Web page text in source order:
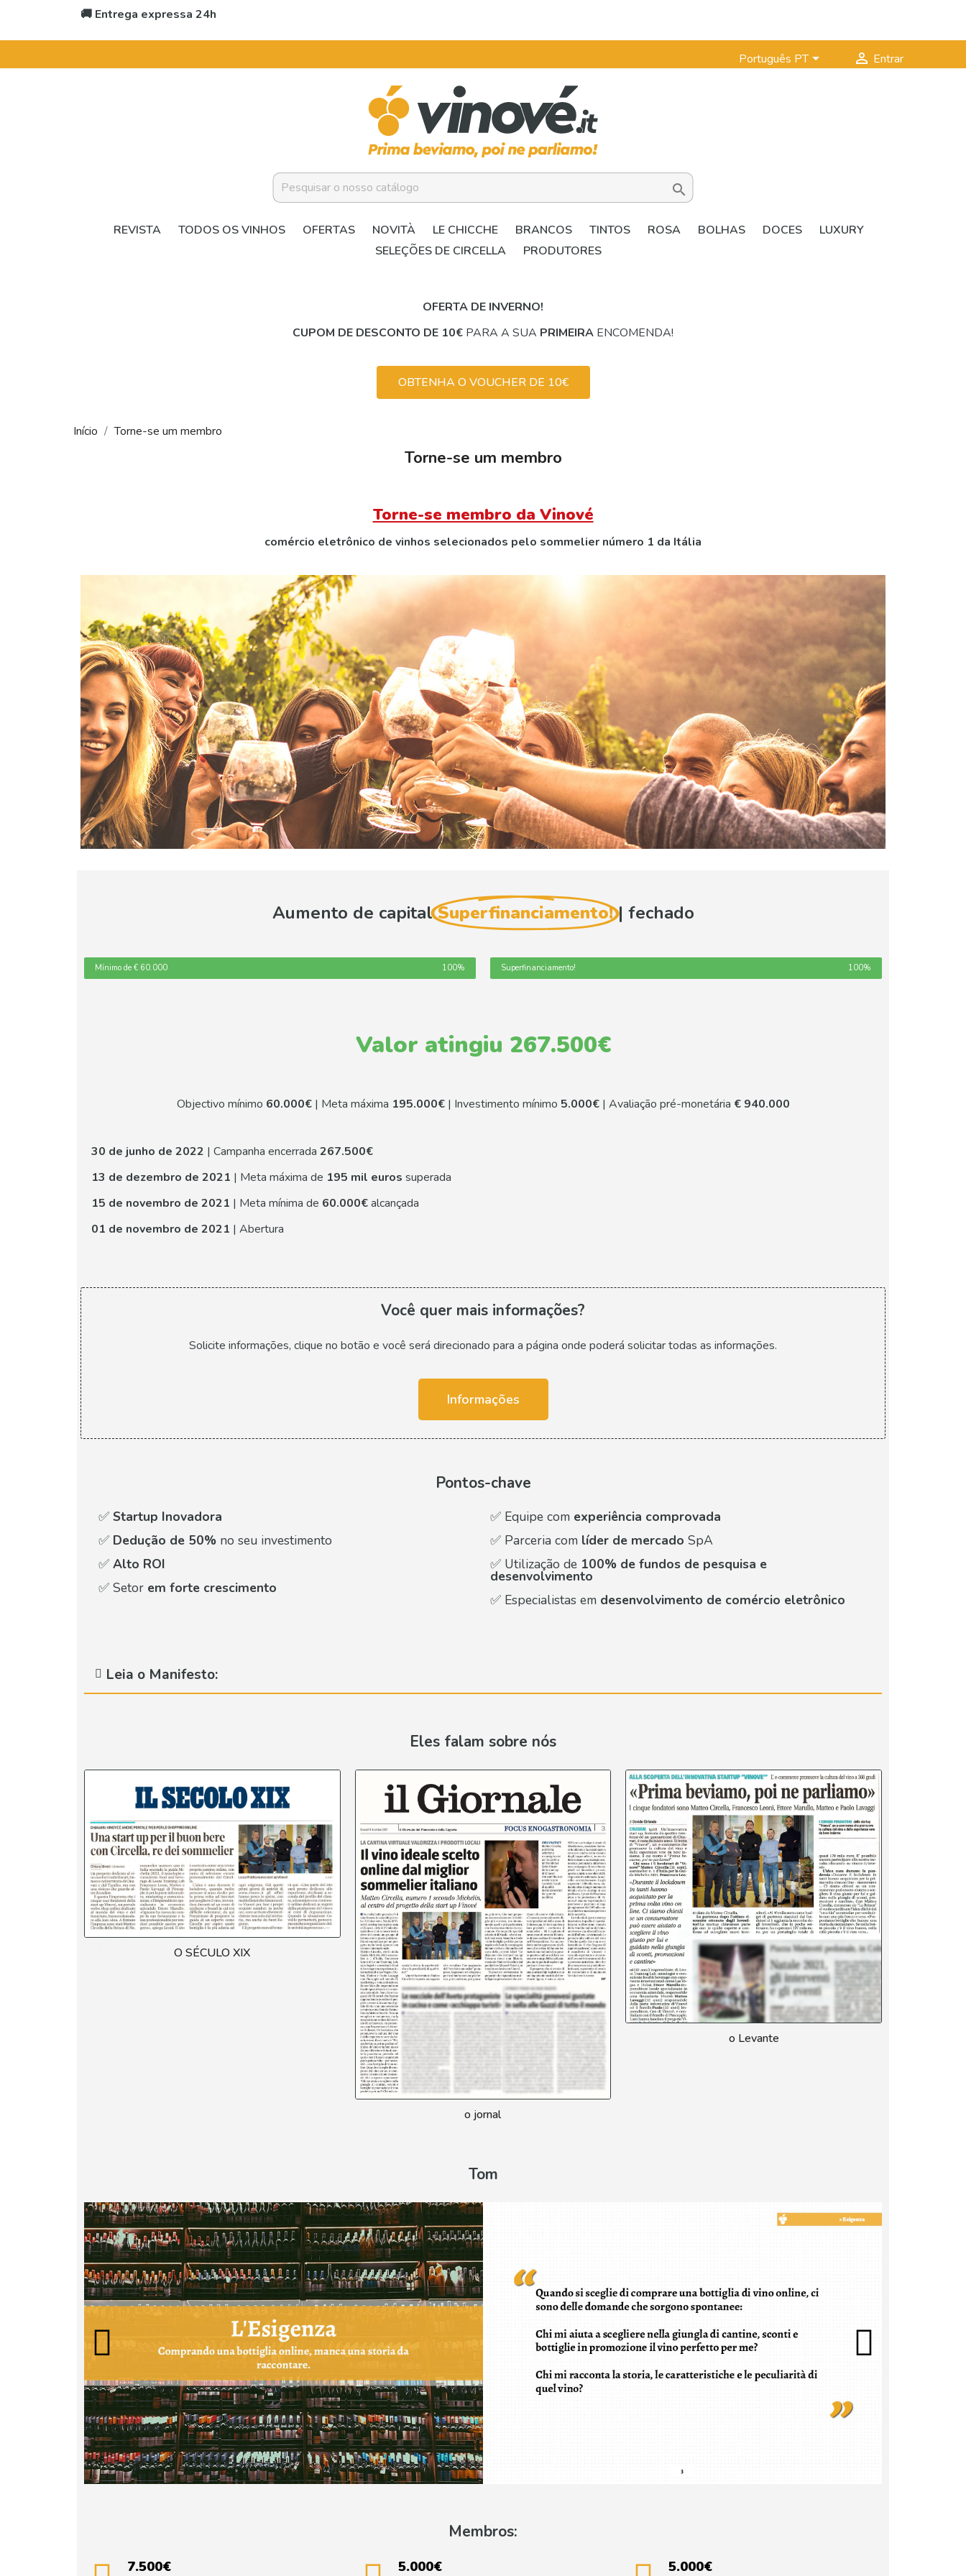
🚚 Entrega expressa 24h
Português PT  Entrar

REVISTA TODOS OS VINHOS OFERTAS NOVITÀ LE CHICCHE BRANCOS TINTOS ROSA BOLHAS DOCES
LUXURY
SELEÇÕES DE CIRCELLA
PRODUTORES
OFERTA DE INVERNO!
CUPOM DE DESCONTO DE 10€ PARA A SUA PRIMEIRA ENCOMENDA!
OBTENHA O VOUCHER DE 10€
Início Torne-se um membro
Torne-se um membro
Torne-se membro da Vinové
comércio eletrônico de vinhos selecionados pelo sommelier número 1 da Itália
Aumento de capitalSuperfinanciamento! | fechado
Mínimo de € 60.000 100% Superfinanciamento! 100%
Valor atingiu 267.500€
Objectivo mínimo 60.000€| Meta máxima 195.000€| Investimento mínimo 5.000€| Avaliação pré-monetária € 940.000
30 de junho de 2022 | Campanha encerrada 267.500€
13 de dezembro de 2021 | Meta máxima de 195 mil euros superada
15 de novembro de 2021 | Meta mínima de 60.000€alcançada
01 de novembro de 2021 | Abertura
Você quer mais informações?
Solicite informações, clique no botão e você será direcionado para a página onde poderá solicitar todas as informações.
Informações
Pontos-chave
✅ Startup Inovadora
✅ Dedução de 50% no seu investimento
✅ Alto ROI
✅ Setor em forte crescimento
✅ Equipe com experiência comprovada
✅ Parceria com líder de mercado SpA
✅ Utilização de 100% de fundos de pesquisa e
desenvolvimento
✅ Especialistas em desenvolvimento de comércio eletrônico
Leia o Manifesto:
Eles falam sobre nós
O SÉCULO XIX
o jornal
o Levante
Tom
Membros:
7.500€ 5.000€ 5.000€